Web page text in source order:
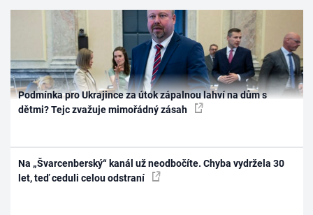
Podmínka pro Ukrajince za útok zápalnou lahví na dům s
dětmi? Tejc zvažuje mimořádný zásah
Na „Švarcenberský“ kanál už neodbočíte. Chyba vydržela 30
let, teď ceduli celou odstraní